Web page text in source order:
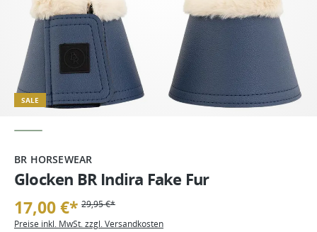
SALE
BR HORSEWEAR
Glocken BR Indira Fake Fur
17,00 €* 29,95 €*
Preise inkl. MwSt. zzgl. Versandkosten